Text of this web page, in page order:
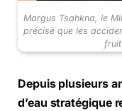
Margus Tsahkna, le
précisé que les
Depuis plusieurs
d’eau stratégique